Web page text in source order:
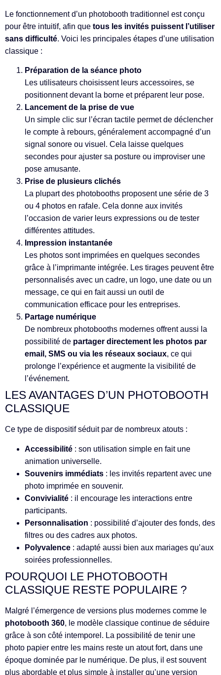
Le fonctionnement d’un photobooth traditionnel est conçu
pour être intuitif, afin que tous les invités puissent l’utiliser
sans difficulté. Voici les principales étapes d’une utilisation
classique :
Préparation de la séance photo
Les utilisateurs choisissent leurs accessoires, se
positionnent devant la borne et préparent leur pose.
Lancement de la prise de vue
Un simple clic sur l’écran tactile permet de déclencher
le compte à rebours, généralement accompagné d’un
signal sonore ou visuel. Cela laisse quelques
secondes pour ajuster sa posture ou improviser une
pose amusante.
Prise de plusieurs clichés
La plupart des photobooths proposent une série de 3
ou 4 photos en rafale. Cela donne aux invités
l’occasion de varier leurs expressions ou de tester
différentes attitudes.
Impression instantanée
Les photos sont imprimées en quelques secondes
grâce à l’imprimante intégrée. Les tirages peuvent être
personnalisés avec un cadre, un logo, une date ou un
message, ce qui en fait aussi un outil de
communication efficace pour les entreprises.
Partage numérique
De nombreux photobooths modernes offrent aussi la
possibilité de partager directement les photos par
email, SMS ou via les réseaux sociaux, ce qui
prolonge l’expérience et augmente la visibilité de
l’événement.
LES AVANTAGES D’UN PHOTOBOOTH
CLASSIQUE
Ce type de dispositif séduit par de nombreux atouts :
Accessibilité : son utilisation simple en fait une
animation universelle.
Souvenirs immédiats : les invités repartent avec une
photo imprimée en souvenir.
Convivialité : il encourage les interactions entre
participants.
Personnalisation : possibilité d’ajouter des fonds, des
filtres ou des cadres aux photos.
Polyvalence : adapté aussi bien aux mariages qu’aux
soirées professionnelles.
POURQUOI LE PHOTOBOOTH
CLASSIQUE RESTE POPULAIRE ?
Malgré l’émergence de versions plus modernes comme le
photobooth 360, le modèle classique continue de séduire
grâce à son côté intemporel. La possibilité de tenir une
photo papier entre les mains reste un atout fort, dans une
époque dominée par le numérique. De plus, il est souvent
plus abordable et plus simple à installer qu’une version